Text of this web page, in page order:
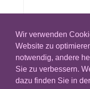
Wir verwenden
Website zu
notwendig, andere
Sie zu verbessern.
dazu finden Sie in der
goTom ist ein
Management-
sämtlichen
Kampagnen